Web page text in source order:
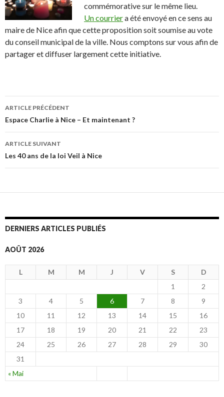
commémorative sur le même lieu.
Un courriera été envoyé en ce sens au
maire de Nice afin que cette proposition soit soumise au vote
du conseil municipal de la ville. Nous comptons sur vous afin de
partager et diffuser largement cette initiative.
Navigation
des
articles
ARTICLE PRÉCÉDENT
Espace Charlie à Nice – Et maintenant ?
ARTICLE SUIVANT
Les 40 ans de la loi Veil à Nice
DERNIERS ARTICLES PUBLIÉS
AOÛT 2026
L M M J V S D
« Mai
1
2
3
4 5 6 7 8
9
10
11 12 13 14 15
16
17
18 19 20 21 22
23
24
25 26 27 28 29
30
31